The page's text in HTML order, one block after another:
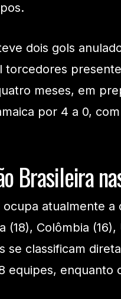
dois gols
torcedores
meses, em
por 4 a 0,
Brasileira
ocupa atualmente
(18), Colômbia
se classificam
equipes, enquanto